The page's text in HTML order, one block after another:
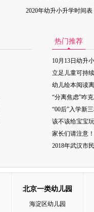
2020年幼升小升学时间表
热门推荐
10月13日幼升
立足儿童可持
幼儿绘本阅读
“分离焦虑”咋
“00后”入学新
该不该给宝宝
家长们请注意
2018年武汉市
北京一类幼儿园
海淀区幼儿园